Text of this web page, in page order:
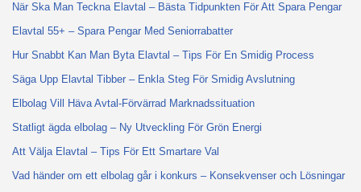
När Ska Man Teckna Elavtal – Bästa Tidpunkten För Att Spara Pengar
Elavtal 55+ – Spara Pengar Med Seniorrabatter
Hur Snabbt Kan Man Byta Elavtal – Tips För En Smidig Process
Säga Upp Elavtal Tibber – Enkla Steg För Smidig Avslutning
Elbolag Vill Häva Avtal-Förvärrad Marknadssituation
Statligt ägda elbolag – Ny Utveckling För Grön Energi
Att Välja Elavtal – Tips För Ett Smartare Val
Vad händer om ett elbolag går i konkurs – Konsekvenser och Lösningar